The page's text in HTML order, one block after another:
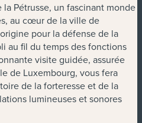
Pétrusse, un fascinant monde
au cœur de la ville de
pour la défense de la
au fil du temps des fonctions
visite guidée, assurée
de Luxembourg, vous fera
de la forteresse et de la
lumineuses et sonores